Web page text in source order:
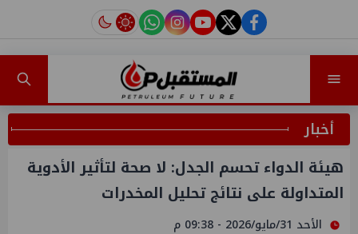
facebook
twitter
youtube
instagram
tiktok
أخبار
هيئة الدواء تحسم الجدل: لا صحة لتأثير الأدوية
المتداولة على نتائج تحليل المخدرات
الأحد 31/مايو/2026 - 09:38 م